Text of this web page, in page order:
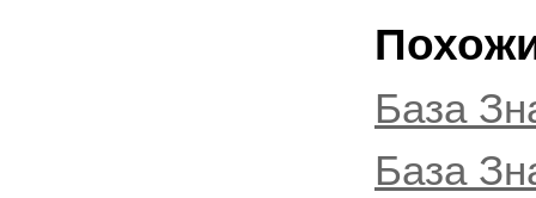
База
База